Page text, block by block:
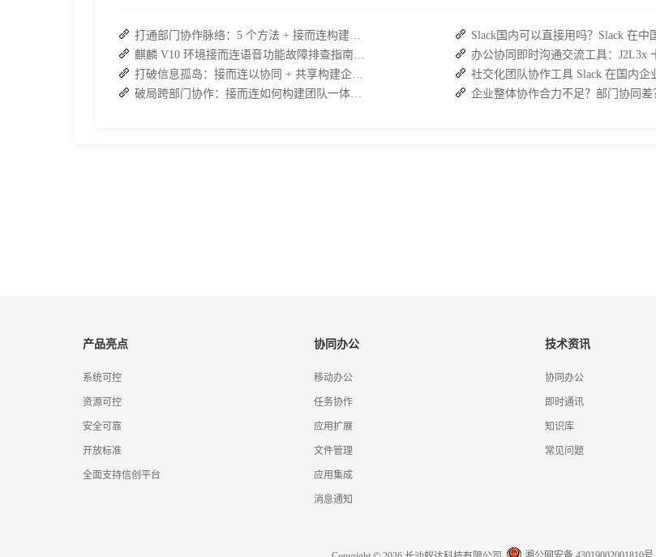
产品亮点
系统可控
资源可控
安全可靠
开放标准
全面支持信创平台
协同办公
移动办公
任务协作
应用扩展
文件管理
应用集成
消息通知
技术资讯
协同办公
即时通讯
知识库
常见问题